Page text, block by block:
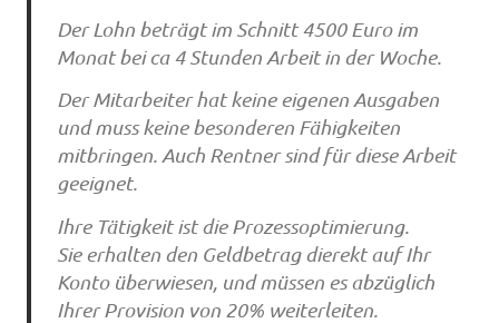
Der Lohn beträgt im Schnitt 4500 Euro im
Monat bei ca 4 Stunden Arbeit in der Woche.
Der Mitarbeiter hat keine eigenen Ausgaben
und muss keine besonderen Fähigkeiten
mitbringen. Auch Rentner sind für diese Arbeit
geeignet.
Ihre Tätigkeit ist die Prozessoptimierung.
Sie erhalten den Geldbetrag dierekt auf Ihr
Konto überwiesen, und müssen es abzüglich
Ihrer Provision von 20% weiterleiten.